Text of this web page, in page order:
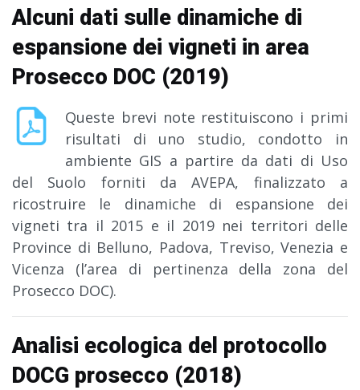
Alcuni dati sulle dinamiche di
espansione dei vigneti in area
Prosecco DOC (2019)
Queste brevi note restituiscono i primi
risultati di uno studio, condotto in
ambiente GIS a partire da dati di Uso
del Suolo forniti da AVEPA, finalizzato a
ricostruire le dinamiche di espansione dei
vigneti tra il 2015 e il 2019 nei territori delle
Province di Belluno, Padova, Treviso, Venezia e
Vicenza (l’area di pertinenza della zona del
Prosecco DOC).
Analisi ecologica del protocollo
DOCG prosecco (2018)